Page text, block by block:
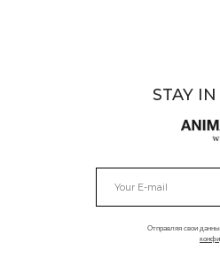
Отправляя свои
STAY